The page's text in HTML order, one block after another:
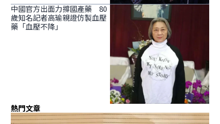
中國官方出面力撐國產藥 80
歲知名記者高瑜親證仿製血壓
藥「血壓不降」
熱門文章